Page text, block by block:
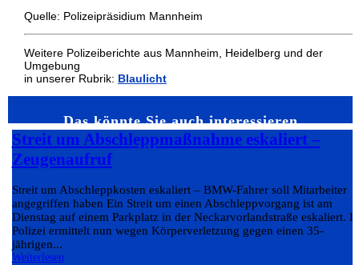
Quelle: Polizeipräsidium Mannheim
Weitere Polizeiberichte aus Mannheim, Heidelberg und der
Umgebung
in unserer Rubrik: Blaulicht
Das könnte Sie auch interessieren…
Streit um Abschleppmaßnahme eskaliert –
Zeugenaufruf
Streit um Abschleppkosten eskaliert – BMW-Fahrer soll Mitarbeiter
angegriffen haben Ein Streit um einen Abschleppvorgang ist am
Dienstag auf einem Parkplatz in der Neckarvorlandstraße eskaliert.
Polizei ermittelt nun wegen Körperverletzung gegen einen 35-
jährigen...
Weiterlesen